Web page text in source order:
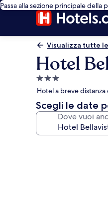
Passa alla sezione principale della
Visualizza tutte
Hotel
Struttura
a
3.0
stelle
Hotel a breve
Scegli le date
Dove vuoi